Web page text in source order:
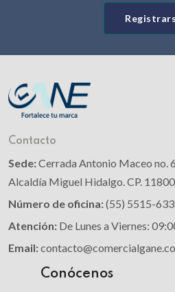
Contacto
Sede:Cerrada Antonio Maceo no.
Alcaldía Miguel Hidalgo. CP.
Número de oficina:(55) 5515-
Atención: De Lunes a Viernes:
Email:
Conócenos